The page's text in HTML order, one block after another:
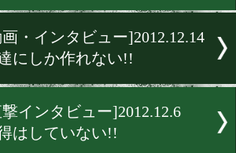
[独占インタビュー
[動画・インタビュー